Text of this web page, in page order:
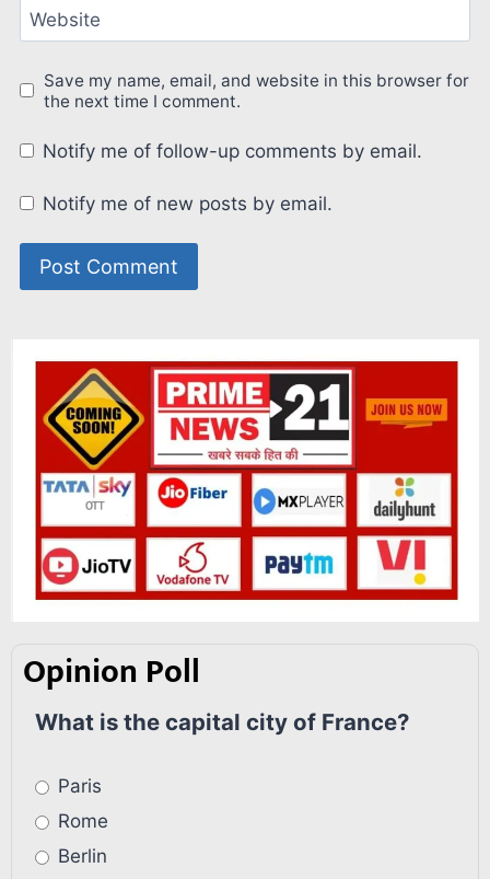
Website
Save my name, email, and website in this browser for
the next time I comment.
Notify me of follow-up comments by email.
Notify me of new posts by email.
Opinion Poll
What is the capital city of France?
Paris
Rome
Berlin